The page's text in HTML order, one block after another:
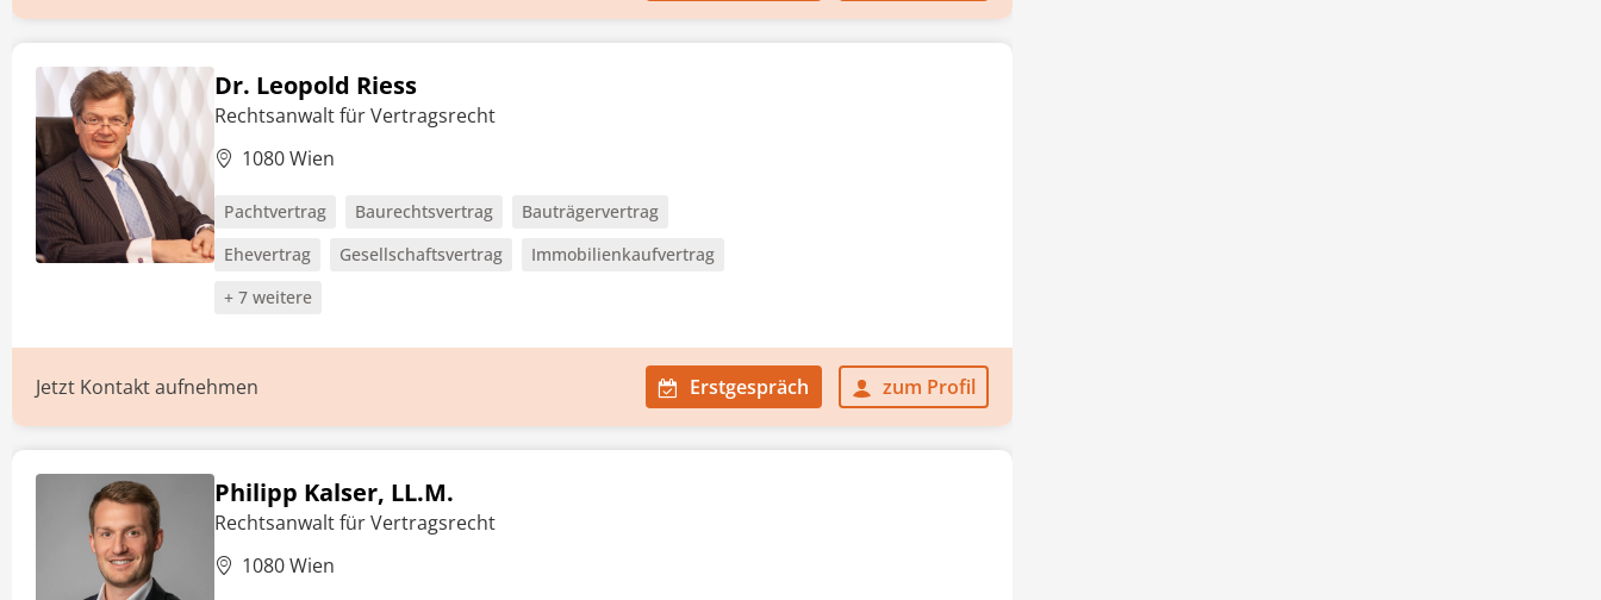
Dr. Leopold Riess
Rechtsanwalt für Vertragsrecht
1080 Wien
Pachtvertrag Baurechtsvertrag
Bauträgervertrag
Ehevertrag
Gesellschaftsvertrag
Immobilienkaufvertrag
+ 7 weitere
Jetzt Kontakt aufnehmen Erstgespräch zum Profil
Philipp Kalser, LL.M.
Rechtsanwalt für Vertragsrecht
1080 Wien